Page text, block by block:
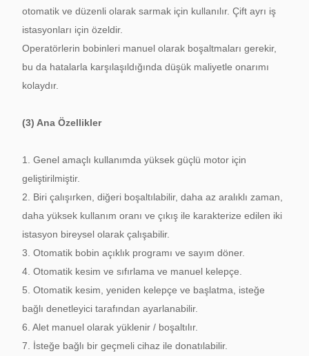
otomatik ve düzenli olarak sarmak için kullanılır. Çift ayrı iş
istasyonları için özeldir.
Operatörlerin bobinleri manuel olarak boşaltmaları gerekir,
bu da hatalarla karşılaşıldığında düşük maliyetle onarımı
kolaydır.
(3) Ana Özellikler
1. Genel amaçlı kullanımda yüksek güçlü motor için
geliştirilmiştir.
2. Biri çalışırken, diğeri boşaltılabilir, daha az aralıklı zaman,
daha yüksek kullanım oranı ve çıkış ile karakterize edilen iki
istasyon bireysel olarak çalışabilir.
3. Otomatik bobin açıklık programı ve sayım döner.
4. Otomatik kesim ve sıfırlama ve manuel kelepçe.
5. Otomatik kesim, yeniden kelepçe ve başlatma, isteğe
bağlı denetleyici tarafından ayarlanabilir.
6. Alet manuel olarak yüklenir / boşaltılır.
7. İsteğe bağlı bir geçmeli cihaz ile donatılabilir.